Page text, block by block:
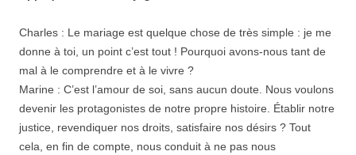
Charles : Le mariage est quelque chose de très simple : je me
donne à toi, un point c’est tout ! Pourquoi avons-nous tant de
mal à le comprendre et à le vivre ?
Marine : C’est l’amour de soi, sans aucun doute. Nous voulons
devenir les protagonistes de notre propre histoire. Établir notre
justice, revendiquer nos droits, satisfaire nos désirs ? Tout
cela, en fin de compte, nous conduit à ne pas nous